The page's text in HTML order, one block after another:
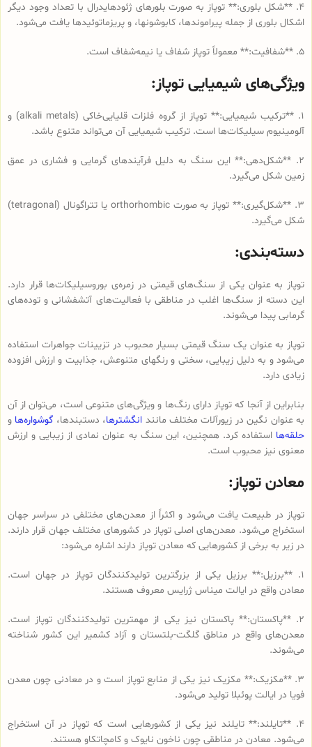
4. **شکل بلوری:** توپاز به صورت بلورهای ژئودهایدرال با تعداد وجود دیگر
اشکال بلوری از جمله پیراموندها، کابوشونها، و پریزماتوئیدها یافت می‌شود.
5. **شفافیت:** معمولاً توپاز شفاف یا نیمه‌شفاف است.
ویژگی‌های شیمیایی توپاز:
1. **ترکیب شیمیایی:** توپاز از گروه فلزات قلیایی‌خاکی (alkali metals) و
آلومینیوم سیلیکات‌ها است. ترکیب شیمیایی آن می‌تواند متنوع باشد.
2. **شکل‌دهی:** این سنگ به دلیل فرآیندهای گرمایی و فشاری در عمق
زمین شکل می‌گیرد.
3. **شکل‌گیری:** توپاز به صورت orthorhombic یا تتراگونال (tetragonal)
شکل می‌گیرد.
دسته‌بندی:
توپاز به عنوان یکی از سنگ‌های قیمتی در زمره‌ی بوروسیلیکات‌ها قرار دارد.
این دسته از سنگ‌ها اغلب در مناطقی با فعالیت‌های آتشفشانی و توده‌های
گرمابی پیدا می‌شوند.
توپاز به عنوان یک سنگ قیمتی بسیار محبوب در تزیینات جواهرات استفاده
می‌شود و به دلیل زیبایی، سختی و رنگهای متنوعش، جذابیت و ارزش افزوده
زیادی دارد.
بنابراین از آنجا که توپاز دارای رنگ‌ها و ویژگی‌های متنوعی است، می‌توان از آن
به عنوان نگین در زیورآلات مختلف مانند انگشترها، دستبندها، گوشواره‌ها و
حلقه‌ها استفاده کرد. همچنین، این سنگ به عنوان نمادی از زیبایی و ارزش
معنوی نیز محبوب است.
معادن توپاز:
توپاز در طبیعت یافت می‌شود و اکثراً از معدن‌های مختلفی در سراسر جهان
استخراج می‌شود. معدن‌های اصلی توپاز در کشورهای مختلف جهان قرار دارند.
در زیر به برخی از کشورهایی که معادن توپاز دارند اشاره می‌شود:
1. **برزیل:** برزیل یکی از بزرگترین تولیدکنندگان توپاز در جهان است.
معادن واقع در ایالت‌ میناس ژرایس معروف هستند.
2. **پاکستان:** پاکستان نیز یکی از مهمترین تولیدکنندگان توپاز است.
معدن‌های واقع در مناطق گلگت-بلتستان و آزاد کشمیر این کشور شناخته
می‌شوند.
3. **مکزیک:** مکزیک نیز یکی از منابع توپاز است و در معادنی چون معدن
فویا در ایالت پوئبلا تولید می‌شود.
4. **تایلند:** تایلند نیز یکی از کشورهایی است که توپاز در آن استخراج
می‌شود. معادن در مناطقی چون ناخون نایوک و کامچاتکاو هستند.